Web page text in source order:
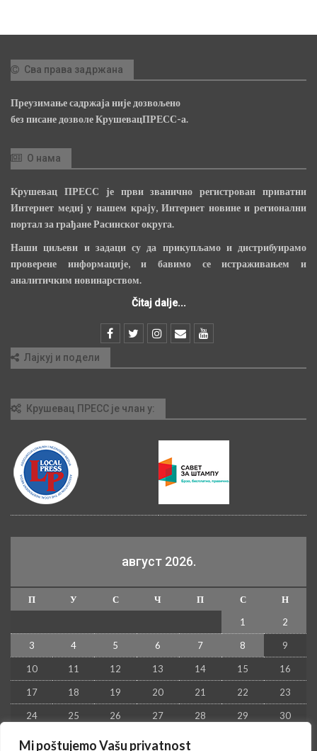
Mi poštujemo Vašu privatnost
Сва права задржана
Преузимање садржаја није дозвољено
без писане дозволе КрушевацПРЕСС-а.
О нама
Крушевац ПРЕСС је први званично регистрован приватни
Интернет медиј у нашем крају, Интернет новине и регионални
портал за грађане Расинског округа.
Наши циљеви и задаци су да прикупљамо и дистрибуирамо
проверене информације, и бавимо се истраживањем и
аналитичким новинарством.
Čitaj dalje...
Лајкуј и подели
Крушевац ПРЕСС је члан у:
август 2026.
П У С Ч П С
Н
1
2
3 4 5 6 7 8 9
10 11 12 13 14 15 16
17 18 19 20 21 22 23
24 25 26 27 28 29 30
31